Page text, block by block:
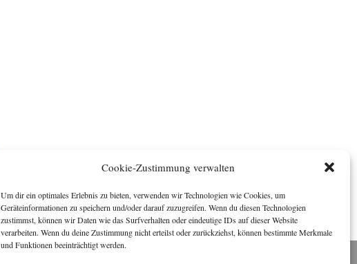
Cookie-Zustimmung verwalten
Um dir ein optimales Erlebnis zu bieten, verwenden wir Technologien wie Cookies, um
Geräteinformationen zu speichern und/oder darauf zuzugreifen. Wenn du diesen Technologien
zustimmst, können wir Daten wie das Surfverhalten oder eindeutige IDs auf dieser Website
verarbeiten. Wenn du deine Zustimmung nicht erteilst oder zurückziehst, können bestimmte Merkmale
und Funktionen beeinträchtigt werden.